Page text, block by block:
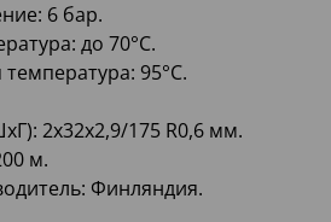
6 бар.
до 70°C.
95°C.
2x32x2,9/175 R0,6 мм.
м.
Финляндия.